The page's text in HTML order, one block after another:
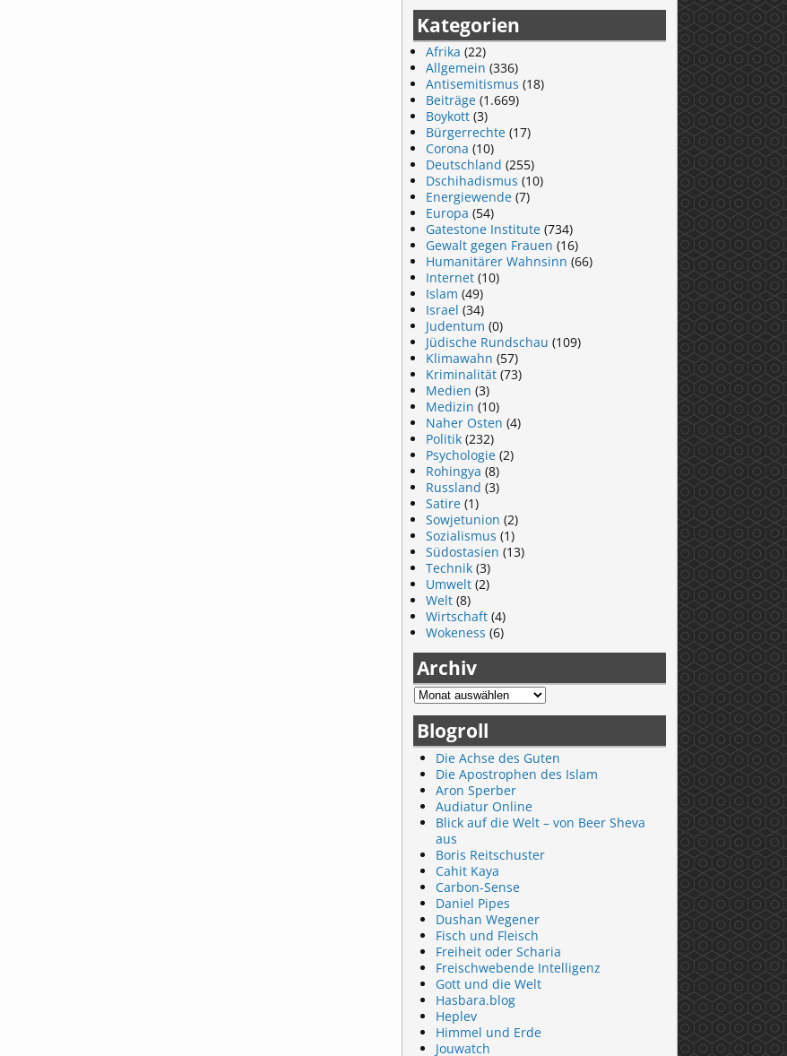
Kategorien
Afrika (22)
Allgemein (336)
Antisemitismus (18)
Beiträge (1.669)
Boykott (3)
Bürgerrechte (17)
Corona (10)
Deutschland (255)
Dschihadismus (10)
Energiewende (7)
Europa (54)
Gatestone Institute (734)
Gewalt gegen Frauen (16)
Humanitärer Wahnsinn (66)
Internet (10)
Islam (49)
Israel (34)
Judentum (0)
Jüdische Rundschau (109)
Klimawahn (57)
Kriminalität (73)
Medien (3)
Medizin (10)
Naher Osten (4)
Politik (232)
Psychologie (2)
Rohingya (8)
Russland (3)
Satire (1)
Sowjetunion (2)
Sozialismus (1)
Südostasien (13)
Technik (3)
Umwelt (2)
Welt (8)
Wirtschaft (4)
Wokeness (6)
Archiv
Blogroll
Die Achse des Guten
Die Apostrophen des Islam
Aron Sperber
Audiatur Online
Blick auf die Welt – von Beer Sheva
aus
Boris Reitschuster
Cahit Kaya
Carbon-Sense
Daniel Pipes
Dushan Wegener
Fisch und Fleisch
Freiheit oder Scharia
Freischwebende Intelligenz
Gott und die Welt
Hasbara.blog
Heplev
Himmel und Erde
Jouwatch